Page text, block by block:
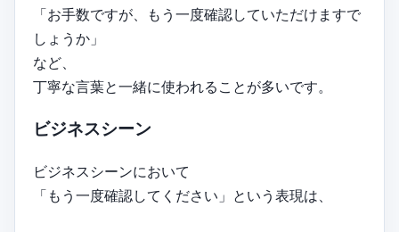
「お手数ですが、もう一度確認していただけますで
しょうか」
など、
丁寧な言葉と一緒に使われることが多いです。
ビジネスシーン
ビジネスシーンにおいて
「もう一度確認してください」という表現は、